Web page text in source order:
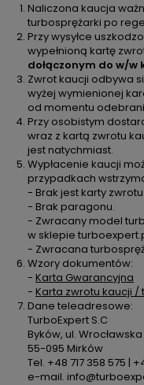
Naliczona kaucja
turbosprężarki po
Przy wysyłce
wypełnioną kartę
dołączonym do w/w
Zwrot kaucji odbywa
wyżej wymienionej
od momentu
Przy osobistym
wraz z kartą zwrotu
jest natychmiast.
Wypłacenie kaucji
przypadkach
- Brak jest karty
- Brak paragonu.
- Zwracany model
w sklepie
- Zwracana
Wzory dokumentów:
- Karta Gwarancyjna
- Karta zwrotu kaucji /
Dane teleadresowe:
TurboExpert S.C
Byków, ul. Wrocławska
55-095 Mirków
Tel. +48 717 358 575 |
e-mail.